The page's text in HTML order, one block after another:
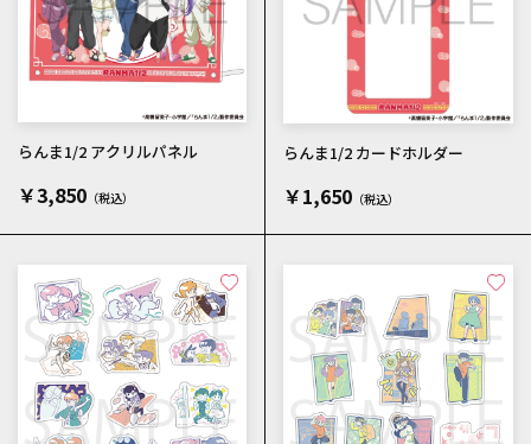
らんま1/2 アクリルパネル
￥3,850
らんま1/2 カードホルダー
￥1,650